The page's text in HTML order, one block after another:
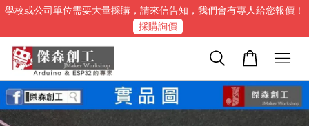
學校或公司單位需要大量採購，請來信告知，我們會有專人給您報價！
採購詢價